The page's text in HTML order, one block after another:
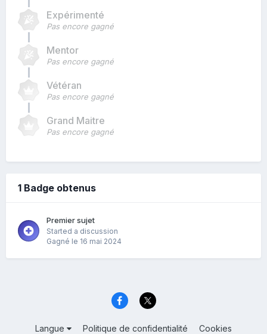
Expérimenté
Pas encore gagné
Mentor
Pas encore gagné
Vétéran
Pas encore gagné
Grand Maitre
Pas encore gagné
1 Badge obtenus
Premier sujet
Started a discussion
Gagné le 16 mai 2024
Langue Politique de confidentialité Cookies